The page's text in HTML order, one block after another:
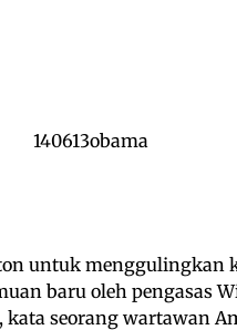
untuk menggulingkan
baru oleh pengasas
kata seorang wartawan